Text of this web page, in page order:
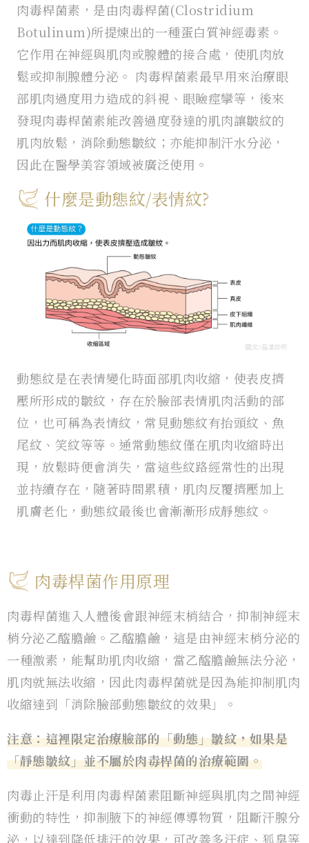
肉毒桿菌素，是由肉毒桿菌(Clostridium
Botulinum)所提煉出的一種蛋白質神經毒素。
它作用在神經與肌肉或腺體的接合處，使肌肉放
鬆或抑制腺體分泌。 肉毒桿菌素最早用來治療眼
部肌肉過度用力造成的斜視、眼瞼痙攣等，後來
發現肉毒桿菌素能改善過度發達的肌肉讓皺紋的
肌肉放鬆，消除動態皺紋；亦能抑制汗水分泌，
因此在醫學美容領域被廣泛使用。
什麼是動態紋/表情紋?
動態紋是在表情變化時面部肌肉收縮，使表皮擠
壓所形成的皺紋，存在於臉部表情肌肉活動的部
位，也可稱為表情紋，常見動態紋有抬頭紋、魚
尾紋、笑紋等等。通常動態紋僅在肌肉收縮時出
現，放鬆時便會消失，當這些紋路經常性的出現
並持續存在，隨著時間累積，肌肉反覆擠壓加上
肌膚老化，動態紋最後也會漸漸形成靜態紋。
肉毒桿菌作用原理
肉毒桿菌進入人體後會跟神經末梢結合，抑制神經末
梢分泌乙醯膽鹼。乙醯膽鹼，這是由神經末梢分泌的
一種激素，能幫助肌肉收縮，當乙醯膽鹼無法分泌，
肌肉就無法收縮，因此肉毒桿菌就是因為能抑制肌肉
收縮達到「消除臉部動態皺紋的效果」。
注意：這裡限定治療臉部的「動態」皺紋，如果是
「靜態皺紋」並不屬於肉毒桿菌的治療範圍。
肉毒止汗是利用肉毒桿菌素阻斷神經與肌肉之間神經
衝動的特性，抑制腋下的神經傳導物質，阻斷汗腺分
泌，以達到降低排汗的效果，可改善多汗症、狐臭等